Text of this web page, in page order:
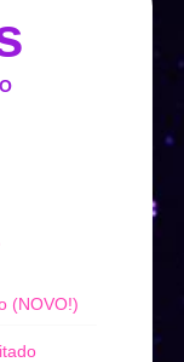
(NOVO!)